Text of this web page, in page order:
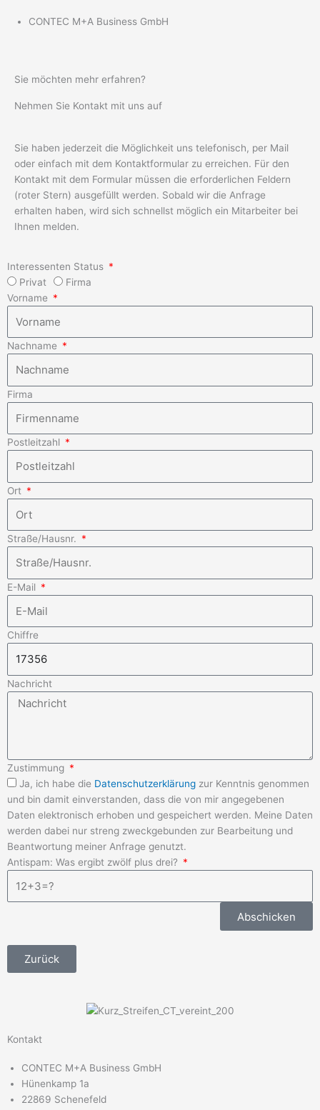
CONTEC M+A Business GmbH
Sie möchten mehr erfahren?
Nehmen Sie Kontakt mit uns auf
Sie haben jederzeit die Möglichkeit uns telefonisch, per Mail
oder einfach mit dem Kontaktformular zu erreichen. Für den
Kontakt mit dem Formular müssen die erforderlichen Feldern
(roter Stern) ausgefüllt werden. Sobald wir die Anfrage
erhalten haben, wird sich schnellst möglich ein Mitarbeiter bei
Ihnen melden.
Interessenten Status
Privat
Firma
Vorname
Nachname
Firma
Postleitzahl
Ort
Straße/Hausnr.
E-Mail
Chiffre
Nachricht
Zustimmung
Ja, ich habe die Datenschutzerklärung zur Kenntnis genommen
und bin damit einverstanden, dass die von mir angegebenen
Daten elektronisch erhoben und gespeichert werden. Meine Daten
werden dabei nur streng zweckgebunden zur Bearbeitung und
Beantwortung meiner Anfrage genutzt.
Antispam: Was ergibt zwölf plus drei?
Abschicken
Zurück
Kontakt
CONTEC M+A Business GmbH
Hünenkamp 1a
22869 Schenefeld